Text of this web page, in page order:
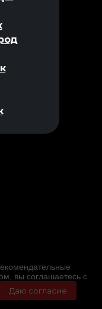
вы соглашаетесь с
Даю согласие